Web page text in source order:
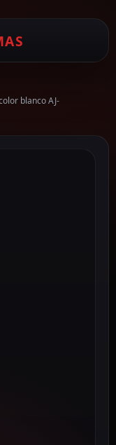
blanco AJ-